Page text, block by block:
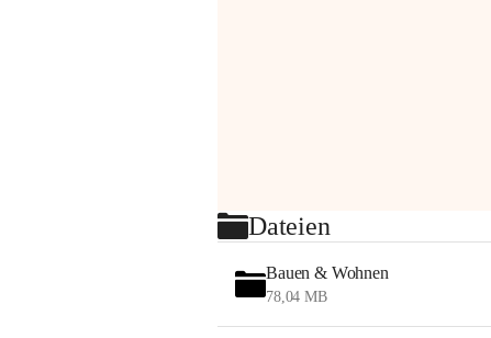
Dateien
Bauen & Wohnen
78,04 MB